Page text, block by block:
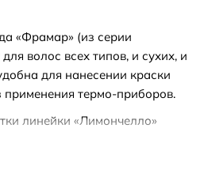
«Фрамар» (из серии
волос всех типов, и сухих, и
для нанесении краски
применения термо-приборов.
линейки «Лимончелло»
помогая расслабиться и